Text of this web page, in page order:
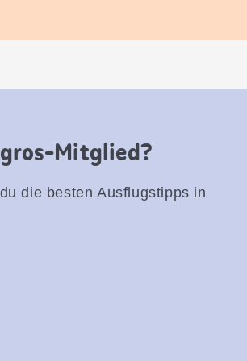
Mitglied?
die besten Ausflugstipps in